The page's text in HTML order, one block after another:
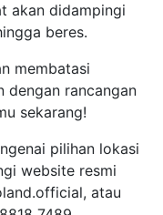
akan didampingi
beres.
membatasi
dengan rancangan
sekarang!
pilihan lokasi
website resmi
atau